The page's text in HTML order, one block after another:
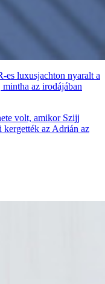
luxusjachton nyaralt a
az irodájában
volt, amikor Szijj
kergették az Adrián az